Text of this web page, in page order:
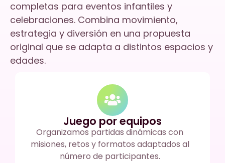
completas para eventos infantiles y
celebraciones. Combina movimiento,
estrategia y diversión en una propuesta
original que se adapta a distintos espacios y
edades.
Juego por equipos
Organizamos partidas dinámicas con
misiones, retos y formatos adaptados al
número de participantes.